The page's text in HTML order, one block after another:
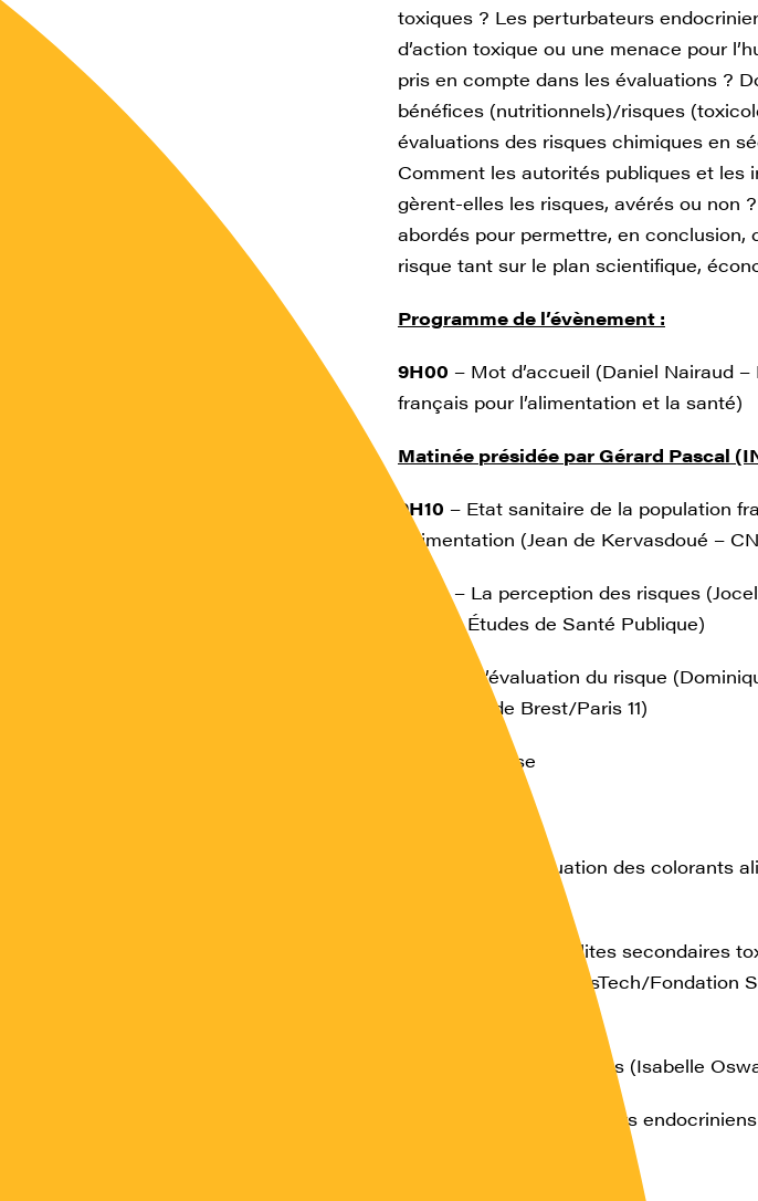
toxiques ? Les perturbateurs
d’action toxique ou une menace pour
pris en compte dans les évaluations ?
bénéfices (nutritionnels)/risques
évaluations des risques chimiques en
Comment les autorités publiques et les
gèrent-elles les risques, avérés ou non
abordés pour permettre, en conclusion,
risque tant sur le plan scientifique,
Programme de l’évènement :
9H00 – Mot d’accueil (Daniel Nairaud
français pour l’alimentation et la santé)
Matinée présidée par Gérard Pascal
9H10 – Etat sanitaire de la population
l’alimentation (Jean de Kervasdoué –
9H40– La perception des risques
Hautes Études de Santé Publique)
– L’évaluation du risque
Université de Brest/Paris 11)
– Pause
– La réévaluation des colorants
– Les métabolites secondaires
This – INRA/AgroParisTech/Fondation
– Les mycotoxines (Isabelle
– Les perturbateurs